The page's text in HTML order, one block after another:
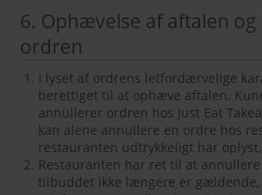
6. Ophævelse af aftalen
ordren
I lyset af ordrens letfordærvelige
berettiget til at ophæve aftalen.
annullerer ordren hos Just Eat
kan alene annullere en ordre hos
restauranten udtrykkeligt har
Restauranten har ret til at
tilbuddet ikke længere er gældende,